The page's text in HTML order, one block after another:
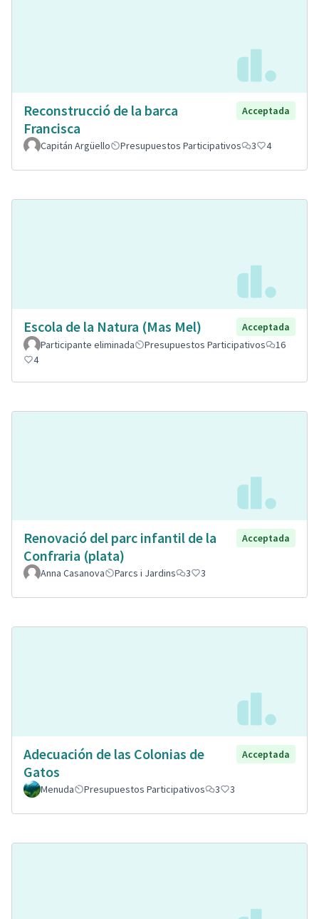
Reconstrucció de la barca
Francisca
Acceptada
Capitán Argüello Presupuestos Participativos 3 4
Escola de la Natura (Mas Mel)
Acceptada
Participante eliminada
Presupuestos Participativos
16
4
Renovació del parc infantil de la
Confraria (plata)
Acceptada
Anna Casanova Parcs i Jardins 3 3
Adecuación de las Colonias de
Gatos
Acceptada
Menuda Presupuestos Participativos 3 3